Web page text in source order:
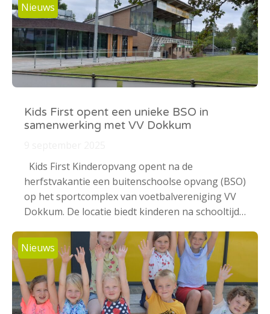
Nieuws
Kids First opent een unieke BSO in
samenwerking met VV Dokkum
Kids First Kinderopvang opent na de
herfstvakantie een buitenschoolse opvang (BSO)
op het sportcomplex van voetbalvereniging VV
Dokkum. De locatie biedt kinderen na schooltijd…
Nieuws